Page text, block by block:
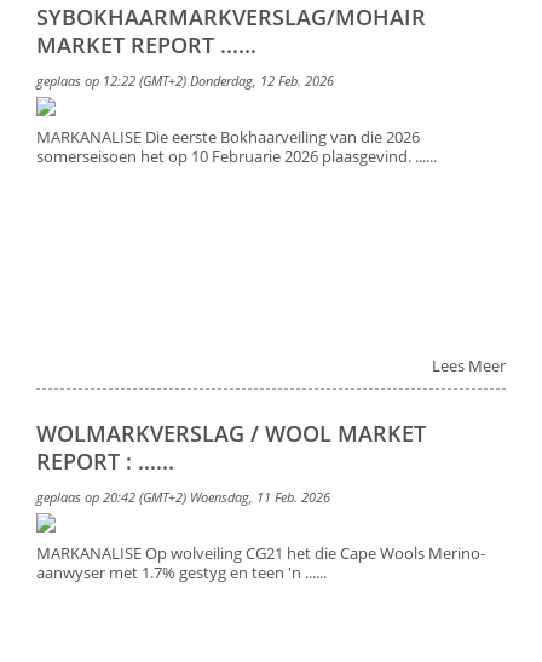
SYBOKHAARMARKVERSLAG/MOHAIR
MARKET REPORT ......
geplaas op 12:22 (GMT+2) Donderdag, 12 Feb. 2026
MARKANALISE Die eerste Bokhaarveiling van die 2026
somerseisoen het op 10 Februarie 2026 plaasgevind. ......
Lees Meer
WOLMARKVERSLAG / WOOL MARKET
REPORT : ......
geplaas op 20:42 (GMT+2) Woensdag, 11 Feb. 2026
MARKANALISE Op wolveiling CG21 het die Cape Wools Merino-
aanwyser met 1.7% gestyg en teen 'n ......